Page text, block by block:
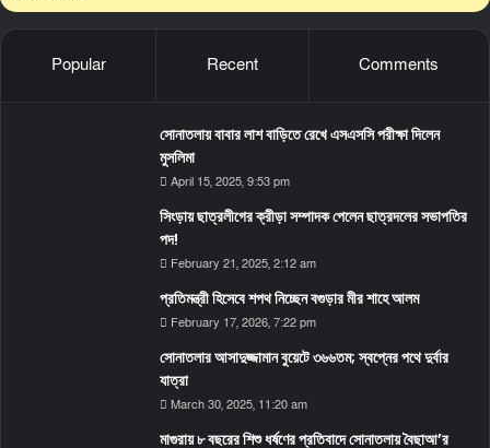
Popular Recent Comments
সোনাতলায় বাবার লাশ বাড়িতে রেখে এসএসসি পরীক্ষা দিলেন
মুসলিমা
April 15, 2025, 9:53 pm
সিংড়ায় ছাত্রলীগের ক্রীড়া সম্পাদক পেলেন ছাত্রদলের সভাপতির
পদ!
February 21, 2025, 2:12 am
প্রতিমন্ত্রী হিসেবে শপথ নিচ্ছেন বগুড়ার মীর শাহে আলম
February 17, 2026, 7:22 pm
সোনাতলার আসাদুজ্জামান বুয়েটে ৩৬৬তম; স্বপ্নের পথে দুর্বার
যাত্রা
March 30, 2025, 11:20 am
মাগুরায় ৮ বছরের শিশু ধর্ষণের প্রতিবাদে সোনাতলায় বৈছাআ’র